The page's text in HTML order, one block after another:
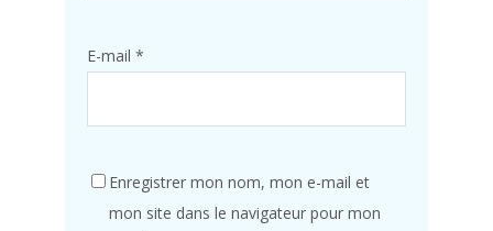
E-mail *
Enregistrer mon nom, mon e-mail et
mon site dans le navigateur pour mon